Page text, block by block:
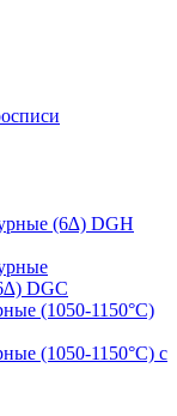
(6∆) DGH
DGC
(1050-1150°С)
(1050-1150°С) с